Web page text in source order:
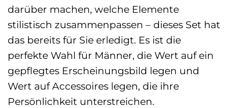
darüber machen, welche Elemente
stilistisch zusammenpassen – dieses Set hat
das bereits für Sie erledigt. Es ist die
perfekte Wahl für Männer, die Wert auf ein
gepflegtes Erscheinungsbild legen und
Wert auf Accessoires legen, die ihre
Persönlichkeit unterstreichen.